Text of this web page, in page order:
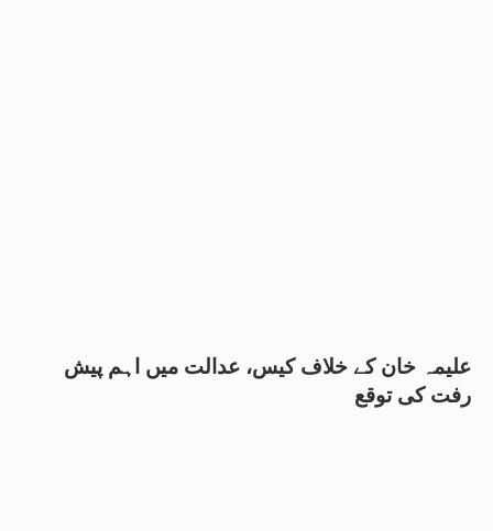
علیمہ خان کے خلاف کیس، عدالت میں اہم پیش
رفت کی توقع